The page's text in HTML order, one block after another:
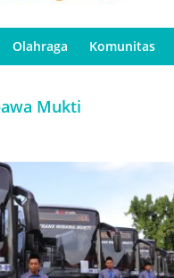
Olahraga Komunitas
Mukti